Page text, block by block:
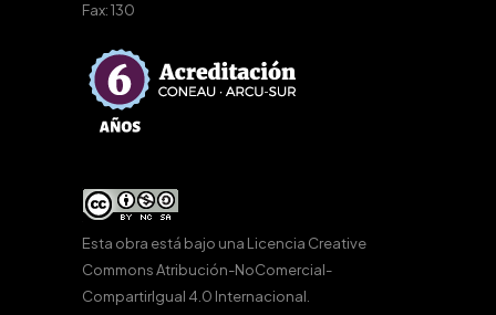
Fax: 130
Esta obra está bajo una Licencia Creative
Commons Atribución-NoComercial-
CompartirIgual 4.0 Internacional.